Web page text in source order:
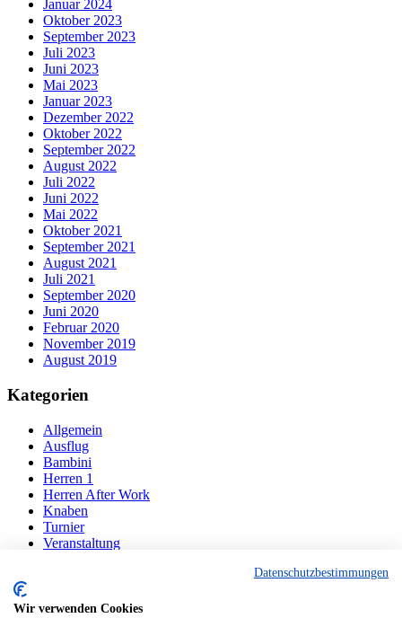
Januar 2024
Oktober 2023
September 2023
Juli 2023
Juni 2023
Mai 2023
Januar 2023
Dezember 2022
Oktober 2022
September 2022
August 2022
Juli 2022
Juni 2022
Mai 2022
Oktober 2021
September 2021
August 2021
Juli 2021
September 2020
Juni 2020
Februar 2020
November 2019
August 2019
Kategorien
Allgemein
Ausflug
Bambini
Herren 1
Herren After Work
Knaben
Turnier
Veranstaltung
Navigation
Der Verein
Datenschutzbestimmungen
Wir verwenden Cookies